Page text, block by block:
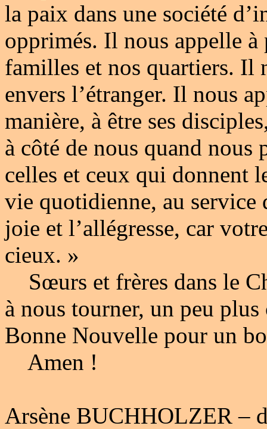
la paix dans une société
opprimés. Il nous appelle
familles et nos quartiers. Il
envers l’étranger. Il nous
manière, à être ses
à côté de nous quand
celles et ceux qui donnent
vie quotidienne, au service
joie et l’allégresse, car
cieux. »
Sœurs et frères dans le
à nous tourner, un peu
Bonne Nouvelle pour un
Amen !
Arsène BUCHHOLZER –